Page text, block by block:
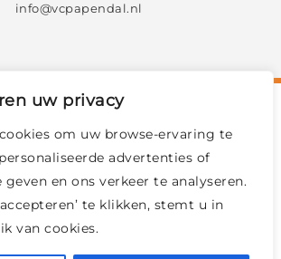
uw privacy
om uw browse-ervaring te
advertenties of
en ons verkeer te analyseren.
te klikken, stemt u in
van cookies.
info@vcpapendal.nl